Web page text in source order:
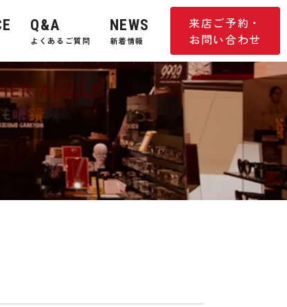
来店ご予約・
お問い合わせ
Q&A
よくあるご質問
NEWS
新着情報